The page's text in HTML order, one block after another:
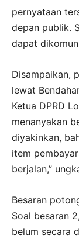
pernyataan
depan publik.
dapat
Disampaikan,
lewat
Ketua DPRD
menanyakan
diyakinkan,
item
berjalan,”
Besaran
Soal besaran
belum secara